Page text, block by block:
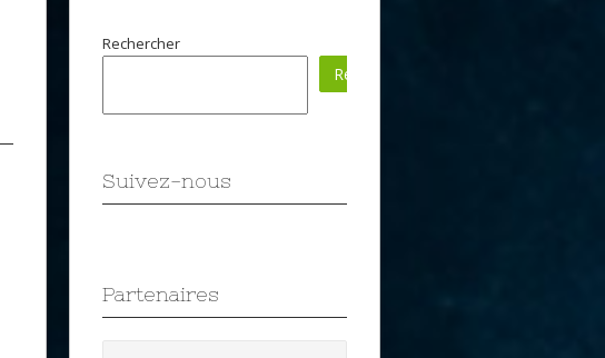
Rechercher
Rechercher
Suivez-nous
Partenaires